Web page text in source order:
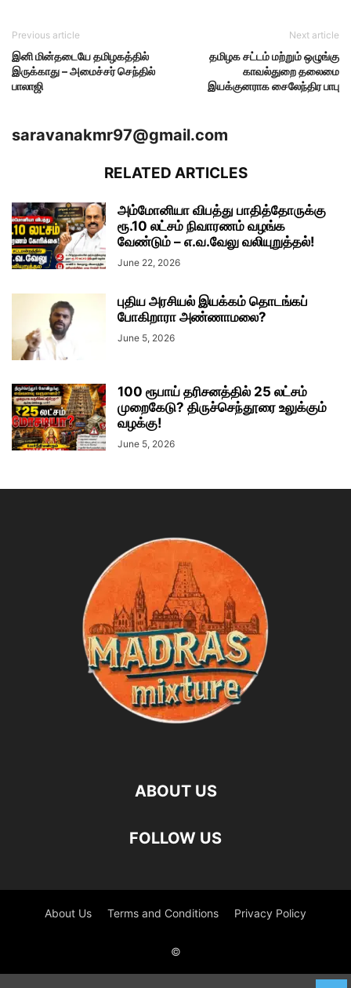
Previous article
இனி மின்தடையே தமிழகத்தில்
இருக்காது – அமைச்சர் செந்தில்
பாலாஜி
Next article
தமிழக சட்டம் மற்றும் ஒழுங்கு
காவல்துறை தலைமை
இயக்குனராக சைலேந்திர பாபு
saravanakmr97@gmail.com
RELATED ARTICLES
அம்மோனியா விபத்து பாதித்தோருக்கு
ரூ.10 லட்சம் நிவாரணம் வழங்க
வேண்டும் – எ.வ.வேலு வலியுறுத்தல்!
June 22, 2026
புதிய அரசியல் இயக்கம் தொடங்கப்
போகிறாரா அண்ணாமலை?
June 5, 2026
100 ரூபாய் தரிசனத்தில் 25 லட்சம்
முறைகேடு? திருச்செந்தூரை உலுக்கும்
வழக்கு!
June 5, 2026
ABOUT US
FOLLOW US
About Us Terms and Conditions Privacy Policy
©